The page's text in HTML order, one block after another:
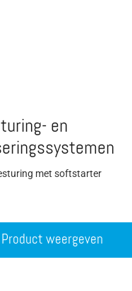
en
met softstarter
Product weergeven